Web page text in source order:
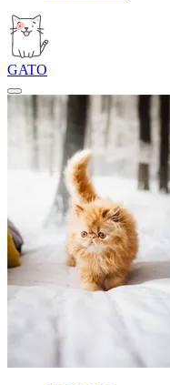
GATO